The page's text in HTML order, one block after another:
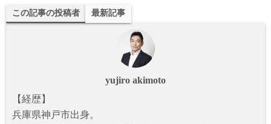
この記事の投稿者 最新記事
yujiro akimoto
【経歴】
兵庫県神戸市出身。